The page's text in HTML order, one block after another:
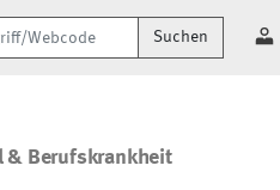
Webcode Suchen
& Berufskrankheit